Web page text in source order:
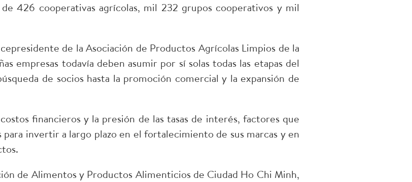
426 cooperativas agrícolas, mil 232 grupos cooperativos y mil
de la Asociación de Productos Agrícolas Limpios de la
empresas todavía deben asumir por sí solas todas las etapas del
de socios hasta la promoción comercial y la expansión de
financieros y la presión de las tasas de interés, factores que
para invertir a largo plazo en el fortalecimiento de sus marcas y en
de Alimentos y Productos Alimenticios de Ciudad Ho Chi Minh,